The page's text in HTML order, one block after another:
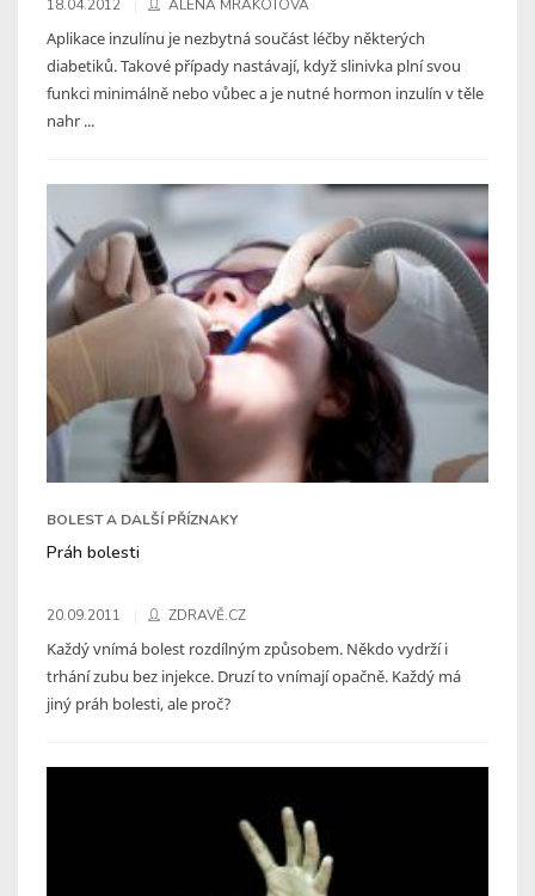
18.04.2012 ALENA MRÁKOTOVÁ
Aplikace inzulínu je nezbytná součást léčby některých
diabetiků. Takové případy nastávají, když slinivka plní svou
funkci minimálně nebo vůbec a je nutné hormon inzulín v těle
nahr ...
BOLEST A DALŠÍ PŘÍZNAKY
Práh bolesti
20.09.2011 ZDRAVĚ.CZ
Každý vnímá bolest rozdílným způsobem. Někdo vydrží i
trhání zubu bez injekce. Druzí to vnímají opačně. Každý má
jiný práh bolesti, ale proč?